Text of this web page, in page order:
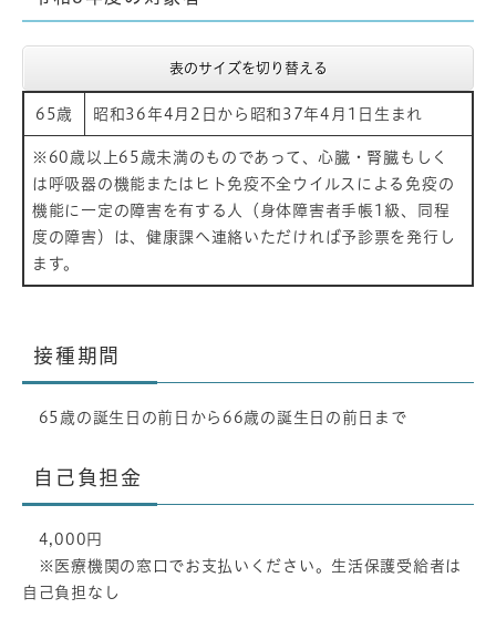
表のサイズを切り替える
65歳 昭和36年4月2日から昭和37年4月1日生まれ
※60歳以上65歳未満のものであって、心臓・腎臓もしく
は呼吸器の機能またはヒト免疫不全ウイルスによる免疫の
機能に一定の障害を有する人（身体障害者手帳1級、同程
度の障害）は、健康課へ連絡いただければ予診票を発行し
ます。
接種期間
65歳の誕生日の前日から66歳の誕生日の前日まで
自己負担金
4,000円
※医療機関の窓口でお支払いください。生活保護受給者は
自己負担なし